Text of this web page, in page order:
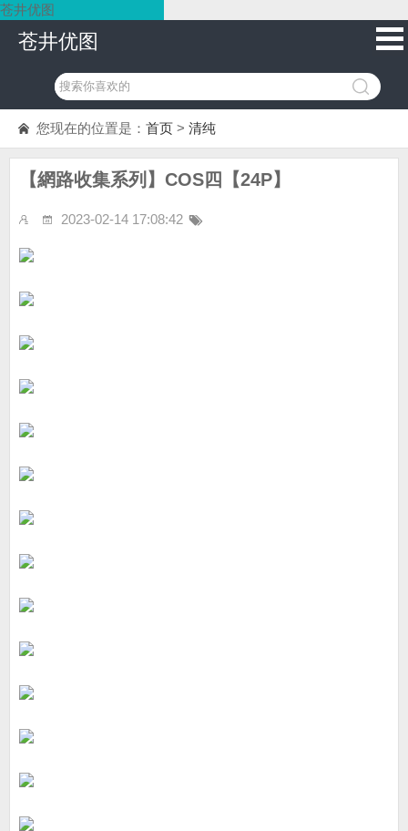
苍井优图
苍井优图
您现在的位置是： 首页 > 清纯
【網路收集系列】COS四【24P】
2023-02-14 17:08:42